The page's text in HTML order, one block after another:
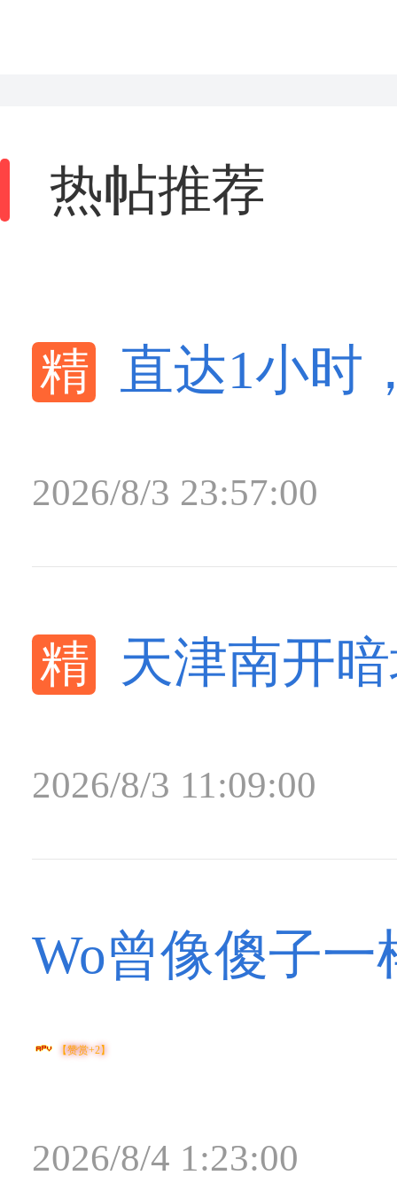
热帖推荐
直达1小时
2026/8/3 23:57:00
天津南开
2026/8/3 11:09:00
Wo曾像傻子
【赞赏+2】
2026/8/4 1:23:00